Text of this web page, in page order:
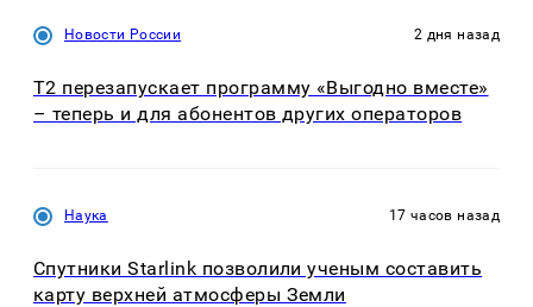
Новости России 2 дня назад
Т2 перезапускает программу «Выгодно вместе»
– теперь и для абонентов других операторов
Наука 17 часов назад
Спутники Starlink позволили ученым составить
карту верхней атмосферы Земли